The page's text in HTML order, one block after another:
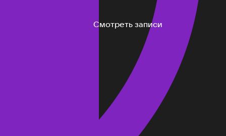
Смотреть записи